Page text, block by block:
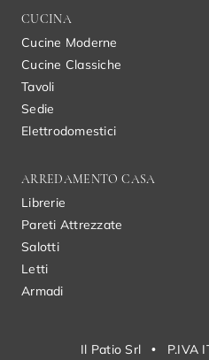
CUCINA
Cucine Moderne
Cucine Classiche
Tavoli
Sedie
Elettrodomestici
ARREDAMENTO CASA
Librerie
Pareti Attrezzate
Salotti
Letti
Armadi
Il Patio Srl • P.IVA